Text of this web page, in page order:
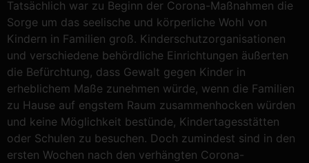
Tatsächlich war zu Beginn der Corona-Maßnahmen die
Sorge um das seelische und körperliche Wohl von
Kindern in Familien groß. Kinderschutzorganisationen
und verschiedene behördliche Einrichtungen äußerten
die Befürchtung, dass Gewalt gegen Kinder in
erheblichem Maße zunehmen würde, wenn die Familien
zu Hause auf engstem Raum zusammenhocken würden
und keine Möglichkeit bestünde, Kindertagesstätten
oder Schulen zu besuchen. Doch zumindest sind in den
ersten Wochen nach den verhängten Corona-